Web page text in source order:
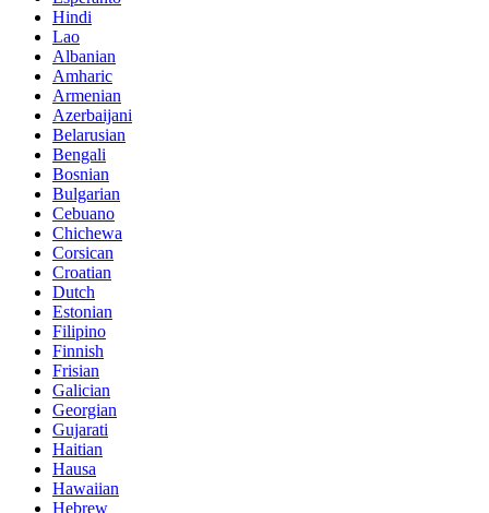
Hindi
Lao
Albanian
Amharic
Armenian
Azerbaijani
Belarusian
Bengali
Bosnian
Bulgarian
Cebuano
Chichewa
Corsican
Croatian
Dutch
Estonian
Filipino
Finnish
Frisian
Galician
Georgian
Gujarati
Haitian
Hausa
Hawaiian
Hebrew